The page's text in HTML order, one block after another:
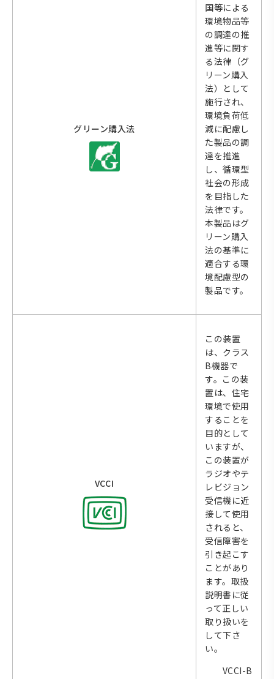
グリーン購入法
国等による
環境物品等
の調達の推
進等に関す
る法律（グ
リーン購入
法）として
施行され、
環境負荷低
減に配慮し
た製品の調
達を推進
し、循環型
社会の形成
を目指した
法律です。
本製品はグ
リーン購入
法の基準に
適合する環
境配慮型の
製品です。
VCCI
この装置
は、クラス
B機器で
す。この装
置は、住宅
環境で使用
することを
目的として
いますが、
この装置が
ラジオやテ
レビジョン
受信機に近
接して使用
されると、
受信障害を
引き起こす
ことがあり
ます。取扱
説明書に従
って正しい
取り扱いを
して下さ
い。
VCCI-B